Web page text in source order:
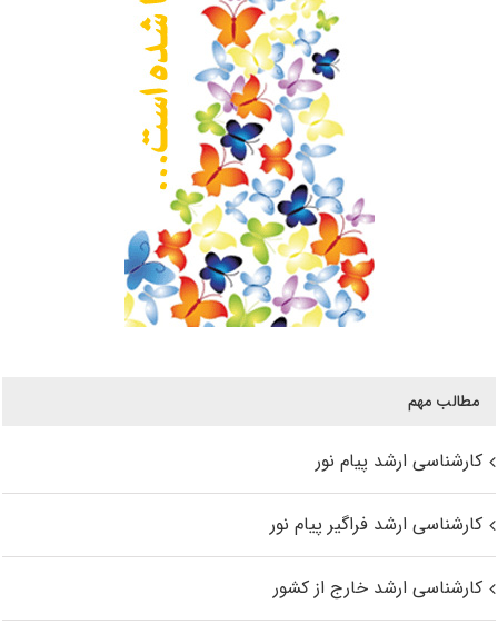
مطالب مهم
کارشناسی ارشد پیام نور
کارشناسی ارشد فراگیر پیام نور
کارشناسی ارشد خارج از کشور